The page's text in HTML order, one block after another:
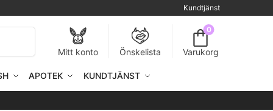
Kundtjänst
Mitt konto
Önskelista
0
Varukorg
APOTEK KUNDTJÄNST